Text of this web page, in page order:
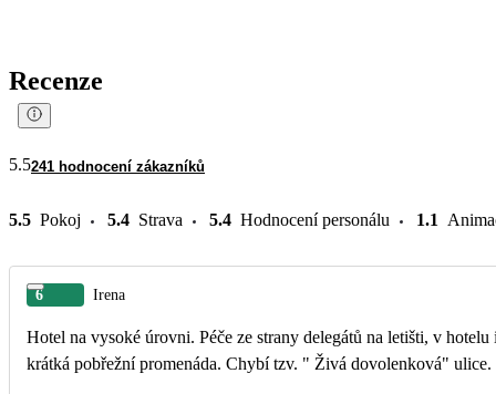
Recenze
5.5241 hodnocení zákazníků
5.5 Pokoj 5.4 Strava 5.4 Hodnocení personálu 1.1
6 Irena
Hotel na vysoké úrovni. Péče ze strany delegátů na letišti, v
krátká pobřežní promenáda. Chybí tzv. " Živá dovolenková" ulice.